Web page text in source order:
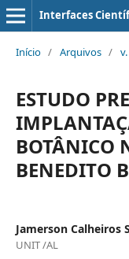
Interfaces
Início / Arquivos /
ESTUDO
BOTÂNICO
BENEDITO
Jamerson Calheiros
UNIT /AL